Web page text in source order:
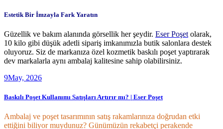
Estetik Bir İmzayla Fark Yaratın
Güzellik ve bakım alanında görsellik her şeydir. Eser Poşet olarak,
10 kilo gibi düşük adetli sipariş imkanımızla butik salonlara destek
oluyoruz. Siz de markanıza özel kozmetik baskılı poşet yaptırarak
dev markalarla aynı ambalaj kalitesine sahip olabilirsiniz.
9May, 2026
Baskılı Poşet Kullanımı Satışları Artırır mı? | Eser Poşet
Ambalaj ve poşet tasarımının satış rakamlarınıza doğrudan etki
ettiğini biliyor muydunuz? Günümüzün rekabetçi perakende